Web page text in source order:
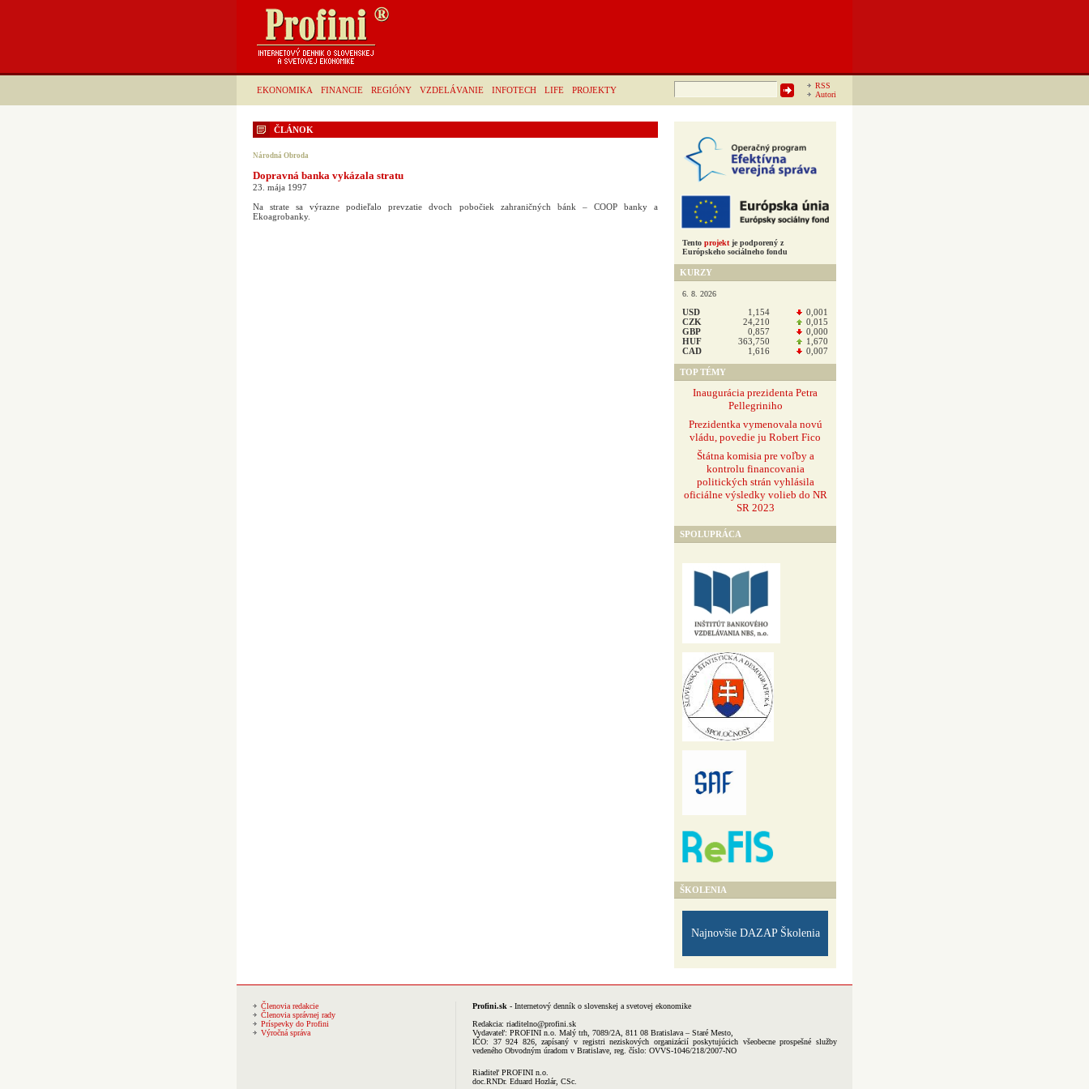
EKONOMIKA FINANCIE REGIÓNY VZDELÁVANIE INFOTECH LIFE PROJEKTY
RSS
Autori
Hľadať:
ČLÁNOK
Národná Obroda
Dopravná banka vykázala stratu
23. mája 1997
Na strate sa výrazne podieľalo prevzatie dvoch pobočiek zahraničných bánk – COOP banky a
Ekoagrobanky.
Tento projekt je podporený z
Európskeho sociálneho fondu
KURZY
6. 8. 2026
USD 1,154
0,001
CZK
24,210
0,015
GBP
0,857
0,000
HUF
363,750
1,670
CAD
1,616 0,007
TOP TÉMY
Inaugurácia prezidenta Petra
Pellegriniho
Prezidentka vymenovala novú
vládu, povedie ju Robert Fico
Štátna komisia pre voľby a
kontrolu financovania
politických strán vyhlásila
oficiálne výsledky volieb do NR
SR 2023
SPOLUPRÁCA
ŠKOLENIA
Najnovšie DAZAP Školenia
Členovia redakcie
Členovia správnej rady
Príspevky do Profini
Výročná správa
Profini.sk - Internetový denník o slovenskej a svetovej ekonomike
Redakcia: riaditelno@profini.sk
Vydavateľ: PROFINI n.o. Malý trh, 7089/2A, 811 08 Bratislava – Staré Mesto,
IČO: 37 924 826, zapísaný v registri neziskových organizácií poskytujúcich všeobecne prospešné služby
vedeného Obvodným úradom v Bratislave, reg. číslo: OVVS-1046/218/2007-NO
Riaditeľ PROFINI n.o.
doc.RNDr. Eduard Hozlár, CSc.